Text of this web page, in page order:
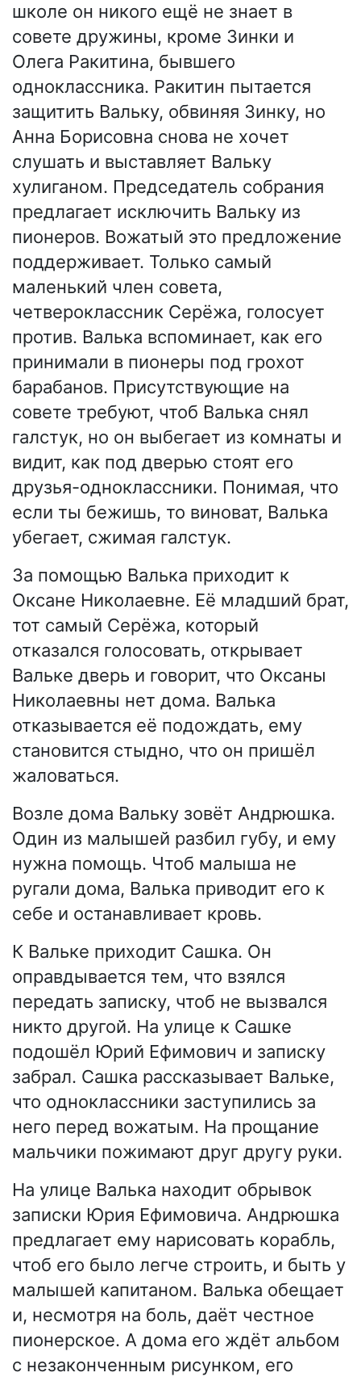
школе он никого ещё не знает в
совете дружины, кроме Зинки и
Олега Ракитина, бывшего
одноклассника. Ракитин пытается
защитить Вальку, обвиняя Зинку, но
Анна Борисовна снова не хочет
слушать и выставляет Вальку
хулиганом. Председатель собрания
предлагает исключить Вальку из
пионеров. Вожатый это предложение
поддерживает. Только самый
маленький член совета,
четвероклассник Серёжа, голосует
против. Валька вспоминает, как его
принимали в пионеры под грохот
барабанов. Присутствующие на
совете требуют, чтоб Валька снял
галстук, но он выбегает из комнаты и
видит, как под дверью стоят его
друзья-одноклассники. Понимая, что
если ты бежишь, то виноват, Валька
убегает, сжимая галстук.
За помощью Валька приходит к
Оксане Николаевне. Её младший брат,
тот самый Серёжа, который
отказался голосовать, открывает
Вальке дверь и говорит, что Оксаны
Николаевны нет дома. Валька
отказывается её подождать, ему
становится стыдно, что он пришёл
жаловаться.
Возле дома Вальку зовёт Андрюшка.
Один из малышей разбил губу, и ему
нужна помощь. Чтоб малыша не
ругали дома, Валька приводит его к
себе и останавливает кровь.
К Вальке приходит Сашка. Он
оправдывается тем, что взялся
передать записку, чтоб не вызвался
никто другой. На улице к Сашке
подошёл Юрий Ефимович и записку
забрал. Сашка рассказывает Вальке,
что одноклассники заступились за
него перед вожатым. На прощание
мальчики пожимают друг другу руки.
На улице Валька находит обрывок
записки Юрия Ефимовича. Андрюшка
предлагает ему нарисовать корабль,
чтоб его было легче строить, и быть у
малышей капитаном. Валька обещает
и, несмотря на боль, даёт честное
пионерское. А дома его ждёт альбом
с незаконченным рисунком, его